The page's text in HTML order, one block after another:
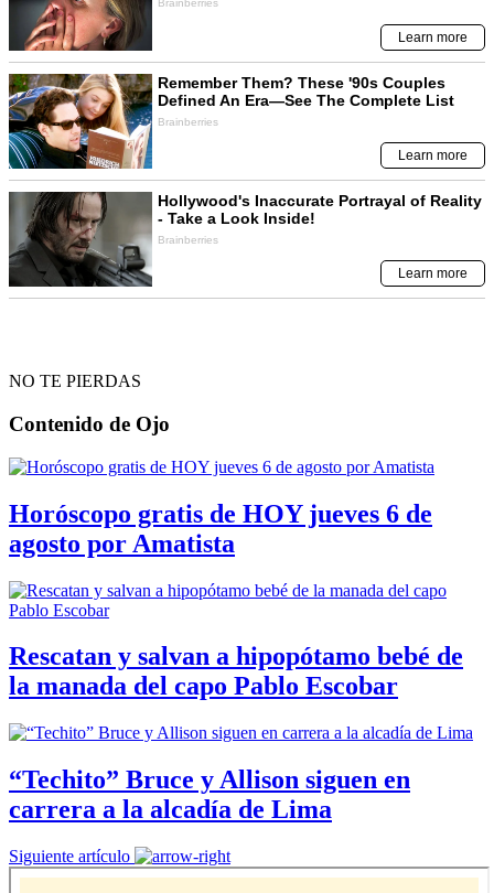
NO TE PIERDAS
Contenido de Ojo
Horóscopo gratis de HOY jueves 6 de
agosto por Amatista
Rescatan y salvan a hipopótamo bebé de
la manada del capo Pablo Escobar
“Techito” Bruce y Allison siguen en
carrera a la alcadía de Lima
Siguiente artículo